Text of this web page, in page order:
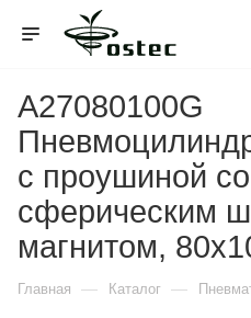
A27080100G
с проушиной со
сферическим
магнитом,
Главная — Каталог —